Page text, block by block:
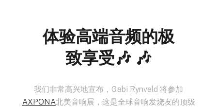
体验高端音频的极
致享受🎶 🎶
我们非常高兴地宣布，Gabi Rynveld 将参加
AXPONA北美音响展，这是全球音响发烧友的顶级